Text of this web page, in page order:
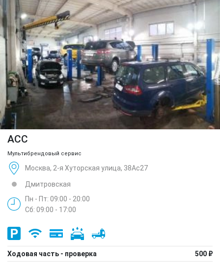
ACC
Мультибрендовый сервис
Москва, 2-я Хуторская улица, 38Ас27
Дмитровская
Пн - Пт: 09:00 - 20:00
Сб: 09:00 - 17:00
Ходовая часть - проверка 500 ₽